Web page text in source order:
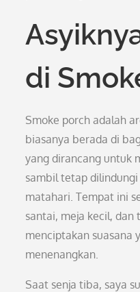
di
Smoke porch adalah
biasanya berada di
yang dirancang untuk
sambil tetap
matahari. Tempat ini
santai, meja kecil, dan
menciptakan suasana
menenangkan.
Saat senja tiba, saya